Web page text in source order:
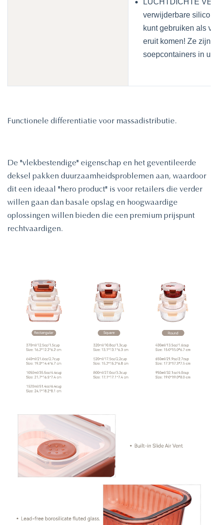
verwijderbare
kunt gebruiken als
eruit komen! Ze zijn
soepcontainers in
Functionele differentiatie voor massadistributie.
De "vlekbestendige" eigenschap en het geventileerde
deksel pakken duurzaamheidsproblemen aan, waardoor
dit een ideaal "hero product" is voor retailers die verder
willen gaan dan basale opslag en hoogwaardige
oplossingen willen bieden die een premium prijspunt
rechtvaardigen.